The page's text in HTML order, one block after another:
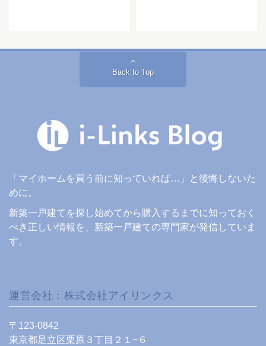
Back to Top
「マイホームを買う前に知っていれば…」と後悔しないた
めに。
新築一戸建てを探し始めてから購入するまでに知っておく
べき正しい情報を、新築一戸建ての専門家が発信していま
す。
運営会社：株式会社アイリンクス
〒123-0842
東京都足立区栗原３丁目２１−６